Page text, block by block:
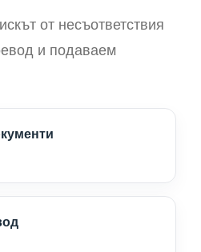
от несъответствия
и подаваем